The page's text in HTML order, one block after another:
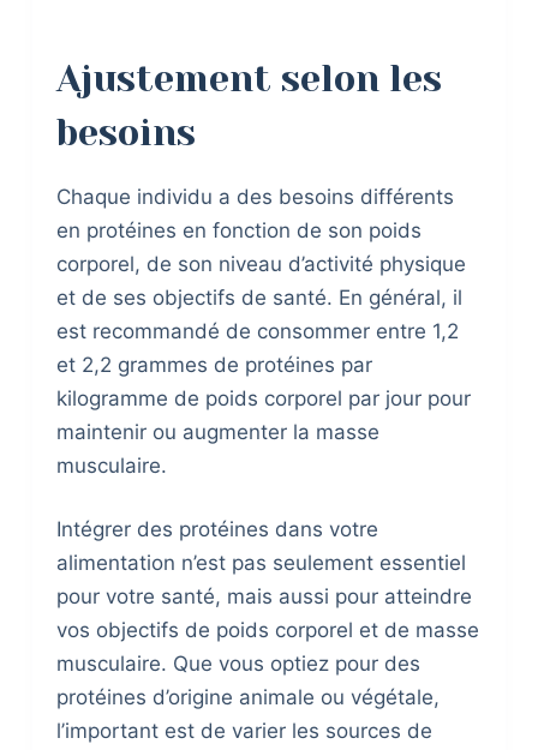
Ajustement selon les
besoins
Chaque individu a des besoins différents
en protéines en fonction de son poids
corporel, de son niveau d’activité physique
et de ses objectifs de santé. En général, il
est recommandé de consommer entre 1,2
et 2,2 grammes de protéines par
kilogramme de poids corporel par jour pour
maintenir ou augmenter la masse
musculaire.
Intégrer des protéines dans votre
alimentation n’est pas seulement essentiel
pour votre santé, mais aussi pour atteindre
vos objectifs de poids corporel et de masse
musculaire. Que vous optiez pour des
protéines d’origine animale ou végétale,
l’important est de varier les sources de